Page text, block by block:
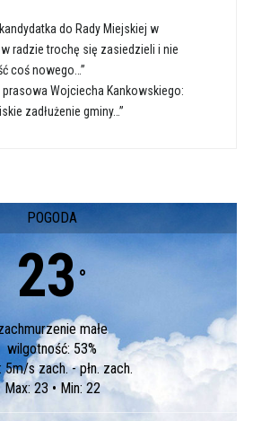
do Rady Miejskiej w
radzie trochę się zasiedzieli i nie
coś nowego…”
prasowa Wojciecha Kankowskiego:
zadłużenie gminy…”
POGODA
23 °
małe
wilgotność: 53%
5m/s zach. - płn. zach.
Max: 23 • Min: 22